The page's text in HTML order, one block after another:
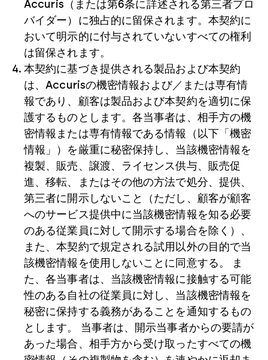
Accuris（または第6条に詳述される第三者プロ
バイダー）に独占的に留保されます。本契約に
おいて明示的に付与されていないすべての権利
は留保されます。
本契約に基づき提供される製品および本契約
は、Accurisの機密情報および／または専有情
報であり、顧客は製品および本契約を適切に保
護するものとします。各当事者は、相手方の機
密情報または専有情報である情報（以下「機密
情報」）を厳重に秘密保持し、当該機密情報を
複製、販売、譲渡、ライセンス供与、販売促
進、移転、またはその他の方法で処分、提供、
第三者に開示しないこと（ただし、顧客が顧客
へのサービス提供中に当該機密情報を知る必要
のある従業員に対して開示する場合を除く）、
また、本契約で規定される試用以外の目的で当
該機密情報を使用しないことに同意する。 ま
た、各当事者は、当該機密情報に接触する可能
性のある自社の従業員に対し、当該機密情報を
秘密に保持する義務があることを通知するもの
とします。 当事者は、開示当事者からの要請が
あった場合、相手方から受け取ったすべての機